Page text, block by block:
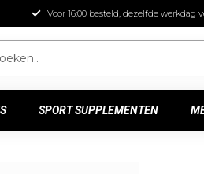
Voor 16:00 besteld, dezelfde werkdag
SPORT SUPPLEMENTEN